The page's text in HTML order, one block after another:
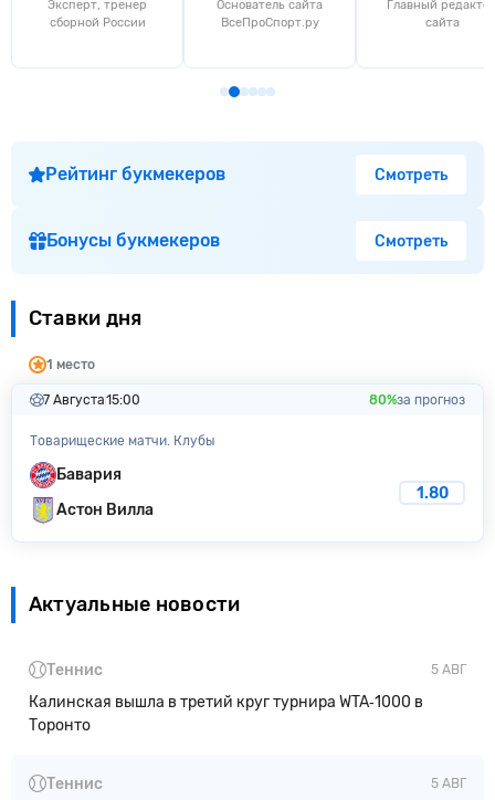
Эксперт, тренер
сборной России
Основатель сайта
ВсеПроСпорт.ру
Главный
сайта
Рейтинг букмекеров Смотреть
Бонусы букмекеров Смотреть
Ставки дня
1 место
7 Августа15:00 80%за прогноз
Товарищеские матчи. Клубы
Бавария
Астон Вилла
1.80
Актуальные новости
5 АВГ
Теннис
Калинская вышла в третий круг турнира WTA‑1000 в
Торонто
5 АВГ
Теннис